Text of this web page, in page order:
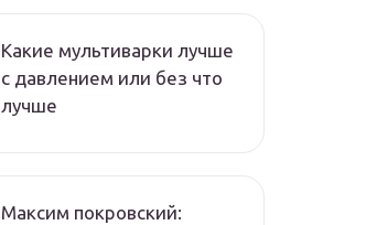
Какие мультиварки лучше
с давлением или без что
лучше
Максим покровский: